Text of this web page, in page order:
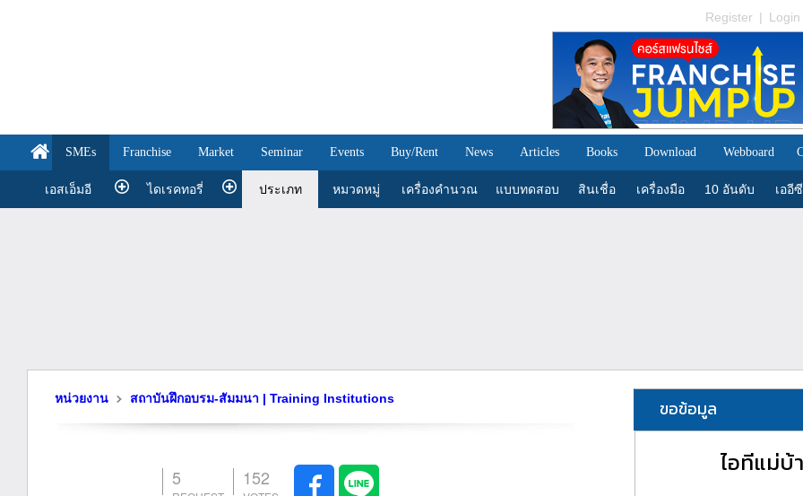
Register | Login
SMEs Franchise Market Seminar Events Buy/Rent News Articles Books Download Webboard
เอสเอ็มอี ไดเรคทอรี่ ประเภท หมวดหมู่ เครื่องคำนวณ แบบทดสอบ สินเชื่อ เครื่องมือ 10 อันดับ เออีซี
หน่วยงาน สถาบันฝึกอบรม-สัมมนา | Training Institutions
5 152
ขอข้อมูล
ไอทีแม่บ้